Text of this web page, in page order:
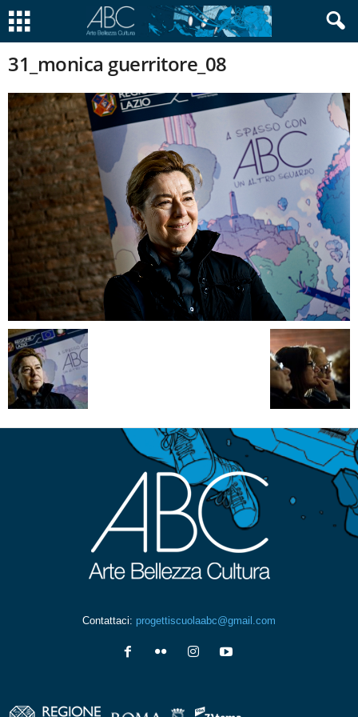
31_monica guerritore_08
Contattaci: progettiscuolaabc@gmail.com